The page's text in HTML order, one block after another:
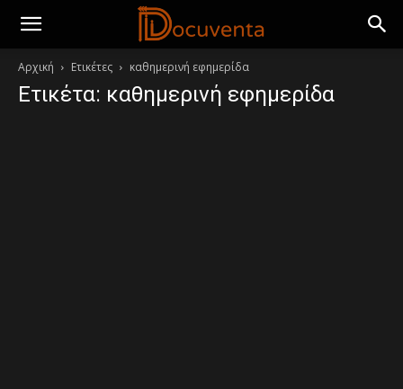
Αρχική Ετικέτες καθημερινή εφημερίδα
Ετικέτα: καθημερινή εφημερίδα